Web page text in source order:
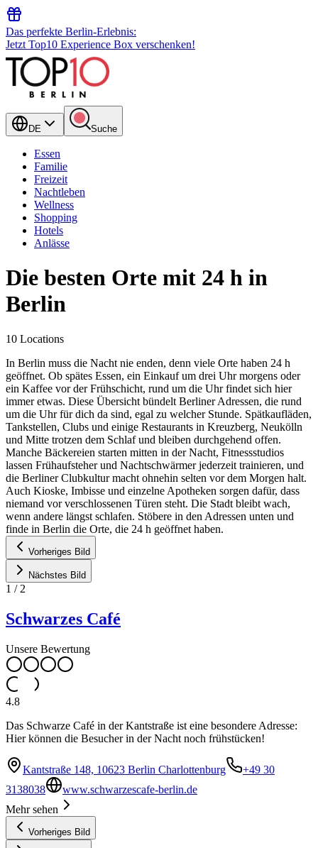
Das perfekte Berlin-Erlebnis:
Jetzt Top10 Experience Box verschenken!
DE Suche
Essen
Familie
Freizeit
Nachtleben
Wellness
Shopping
Hotels
Anlässe
Die besten Orte mit 24 h in
Berlin
10 Locations
In Berlin muss die Nacht nie enden, denn viele Orte haben 24 h
geöffnet. Ob spätes Essen, ein Einkauf um drei Uhr morgens oder
ein Kaffee vor der Frühschicht, rund um die Uhr findet sich hier
immer etwas. Diese Übersicht bündelt Berliner Adressen, die rund
um die Uhr für dich da sind, egal zu welcher Stunde. Spätkaufläden,
Tankstellen, Clubs und einige Restaurants in Kreuzberg, Neukölln
und Mitte trotzen dem Schlaf und bleiben durchgehend offen.
Manche Bäckereien starten mitten in der Nacht, Fitnessstudios
lassen Frühaufsteher und Nachtschwärmer jederzeit trainieren, und
die Berliner Clubkultur macht ohnehin selten vor dem Morgen halt.
Auch Kioske, Imbisse und einzelne Apotheken sorgen dafür, dass
niemand vor verschlossenen Türen steht. Die Stadt bleibt wach,
wenn andere längst schlafen. Stöbere in den Adressen unten und
finde in Berlin die Orte, die 24 h geöffnet haben.
Vorheriges Bild
Nächstes Bild
1 / 2
Schwarzes Café
Unsere Bewertung
4.8
Das Schwarze Café in der Kantstraße ist eine besondere Adresse:
Hier können die Besucher in der Nacht noch frühstücken!
Kantstraße 148, 10623 Berlin Charlottenburg
+49 30
3138038
www.schwarzescafe-berlin.de
Mehr sehen
Vorheriges Bild